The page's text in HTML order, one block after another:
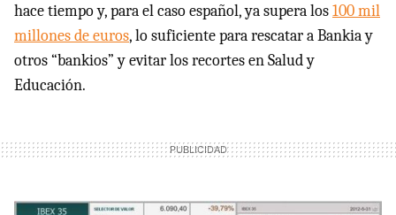
hace tiempo y, para el caso español, ya supera los100 mil
millones de euros, lo suficiente para rescatar a Bankia y
otros “bankios” y evitar los recortes en Salud y
Educación.